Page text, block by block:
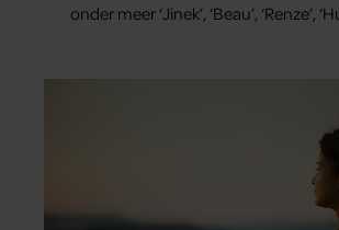
onder meer ‘Jinek’, ‘Beau’, ‘Renze’,